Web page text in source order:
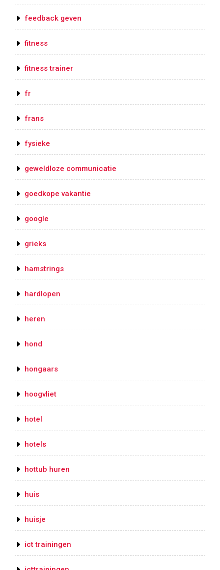
feedback geven
fitness
fitness trainer
fr
frans
fysieke
geweldloze communicatie
goedkope vakantie
google
grieks
hamstrings
hardlopen
heren
hond
hongaars
hoogvliet
hotel
hotels
hottub huren
huis
huisje
ict trainingen